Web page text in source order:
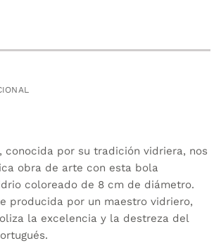
conocida por su tradición vidriera, nos
obra de arte con esta bola
coloreado de 8 cm de diámetro.
producida por un maestro vidriero,
la excelencia y la destreza del